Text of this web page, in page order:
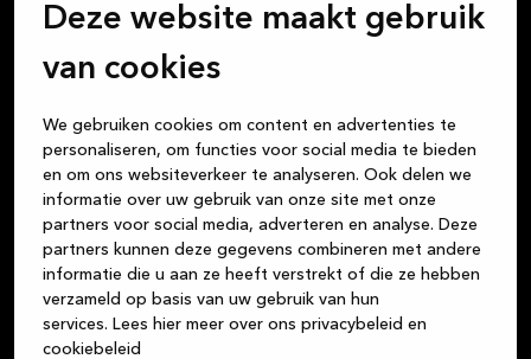
Deze website maakt gebruik
van cookies
We gebruiken cookies om content en advertenties te
personaliseren, om functies voor social media te bieden
en om ons websiteverkeer te analyseren. Ook delen we
informatie over uw gebruik van onze site met onze
partners voor social media, adverteren en analyse. Deze
partners kunnen deze gegevens combineren met andere
informatie die u aan ze heeft verstrekt of die ze hebben
verzameld op basis van uw gebruik van hun
services. Lees hier meer over ons privacybeleid en
cookiebeleid
Nu: € 7.999,-
Kvik Gent Lochristi
Wij vinden dat een keuken kopen net zo leuk moet
zijn als het leven in die keuken. Alle maaltijden die je
klaarmaakt, de gesprekken met vrienden bij een glas
wijn, het huiswerk dat de kinderen aan tafel maken,